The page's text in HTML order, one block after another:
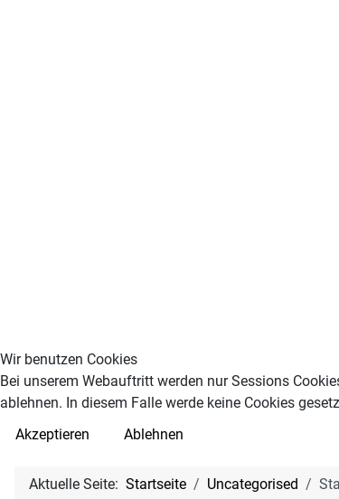
Aktuelle Seite: Startseite Uncategorised
Wir benutzen Cookies
Bei unserem Webauftritt werden nur Sessions
ablehnen. In diesem Falle werde keine Cookies
Akzeptieren
Ablehnen